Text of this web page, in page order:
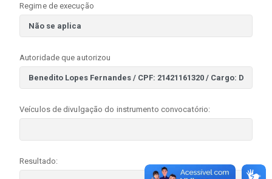
Regime de execução
Autoridade que autorizou
Veículos de divulgação do instrumento convocatório:
Resultado: